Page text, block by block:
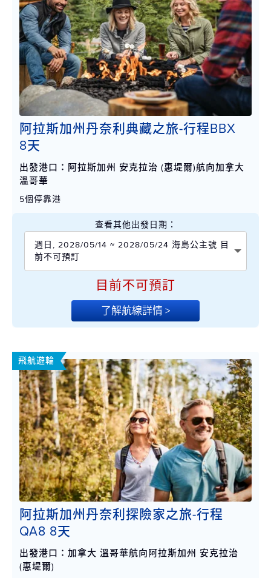
阿拉斯加州丹奈利典藏之旅-行程BBX
8天
出發港口：阿拉斯加州 安克拉治 (惠堤爾)航向加拿大
溫哥華
5個停靠港
查看其他出發日期：
週日, 2028/05/14 ~ 2028/05/24 海島公主號 目
前不可預訂
目前不可預訂
了解航線詳情 >
飛航遊輪
阿拉斯加州丹奈利探險家之旅-行程
QA8 8天
出發港口：加拿大 溫哥華航向阿拉斯加州 安克拉治
(惠堤爾)